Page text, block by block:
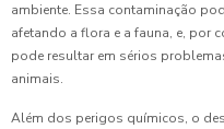
ambiente. Essa contaminação
afetando a flora e a fauna, e, por
pode resultar em sérios
animais.
Além dos perigos químicos, o